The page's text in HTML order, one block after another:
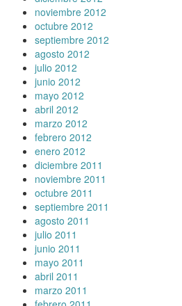
noviembre 2012
octubre 2012
septiembre 2012
agosto 2012
julio 2012
junio 2012
mayo 2012
abril 2012
marzo 2012
febrero 2012
enero 2012
diciembre 2011
noviembre 2011
octubre 2011
septiembre 2011
agosto 2011
julio 2011
junio 2011
mayo 2011
abril 2011
marzo 2011